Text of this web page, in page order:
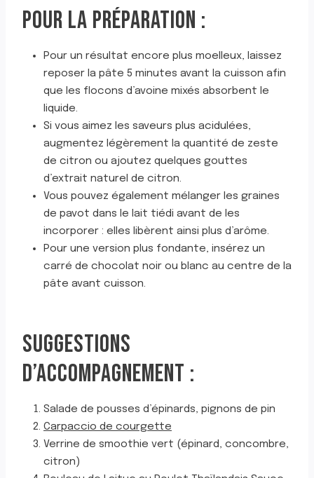
POUR LA PRÉPARATION :
Pour un résultat encore plus moelleux, laissez
reposer la pâte 5 minutes avant la cuisson afin
que les flocons d’avoine mixés absorbent le
liquide.
Si vous aimez les saveurs plus acidulées,
augmentez légèrement la quantité de zeste
de citron ou ajoutez quelques gouttes
d’extrait naturel de citron.
Vous pouvez également mélanger les graines
de pavot dans le lait tiédi avant de les
incorporer : elles libèrent ainsi plus d’arôme.
Pour une version plus fondante, insérez un
carré de chocolat noir ou blanc au centre de la
pâte avant cuisson.
SUGGESTIONS
D’ACCOMPAGNEMENT :
Salade de pousses d’épinards, pignons de pin
Carpaccio de courgette
Verrine de smoothie vert (épinard, concombre,
citron)